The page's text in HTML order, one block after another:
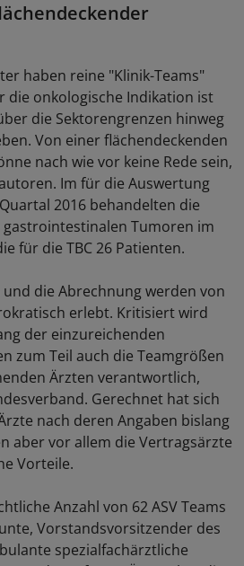
haben reine "Klinik-Teams"
die onkologische Indikation ist
die Sektorengrenzen hinweg
Von einer flächendeckenden
nach wie vor keine Rede sein,
Im für die Auswertung
2016 behandelten die
gastrointestinalen Tumoren im
für die TBC 26 Patienten.
die Abrechnung werden von
erlebt. Kritisiert wird
der einzureichenden
zum Teil auch die Teamgrößen
Ärzten verantwortlich,
Gerechnet hat sich
nach deren Angaben bislang
aber vor allem die Vertragsärzte
Vorteile.
Anzahl von 62 ASV Teams
Vorstandsvorsitzender des
spezialfachärztliche